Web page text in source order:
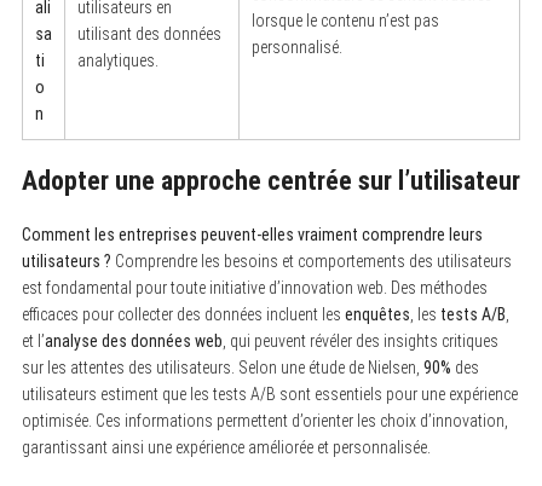
ali
sa
ti
o
n
utilisateurs en
utilisant des données
analytiques.
lorsque le contenu n’est pas
personnalisé.
Adopter une approche centrée sur l’utilisateur
Comment les entreprises peuvent-elles vraiment comprendre leurs
utilisateurs ? Comprendre les besoins et comportements des utilisateurs
est fondamental pour toute initiative d’innovation web. Des méthodes
efficaces pour collecter des données incluent les enquêtes , les tests A/B
et l’analyse des données web , qui peuvent révéler des insights critiques
sur les attentes des utilisateurs. Selon une étude de Nielsen, 90% des
utilisateurs estiment que les tests A/B sont essentiels pour une expérience
optimisée. Ces informations permettent d’orienter les choix d’innovation,
garantissant ainsi une expérience améliorée et personnalisée.
S
a
c
h
o
r
: